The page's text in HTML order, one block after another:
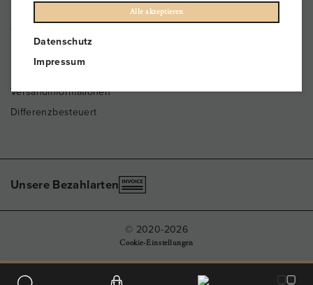
FOOTER
Impressum
Versandinformationen
Differenzbesteuert
Unsere Bezahlarten
© 2020-2026
Cookie-Einstellungen
Alle akzeptieren
Datenschutz
Impressum